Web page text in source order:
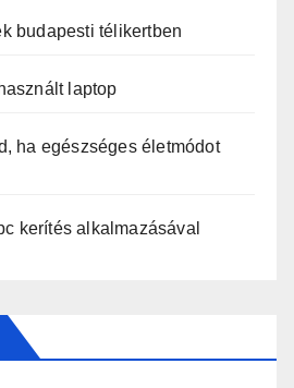
budapesti télikertben
laptop
ha egészséges életmódot
kerítés alkalmazásával